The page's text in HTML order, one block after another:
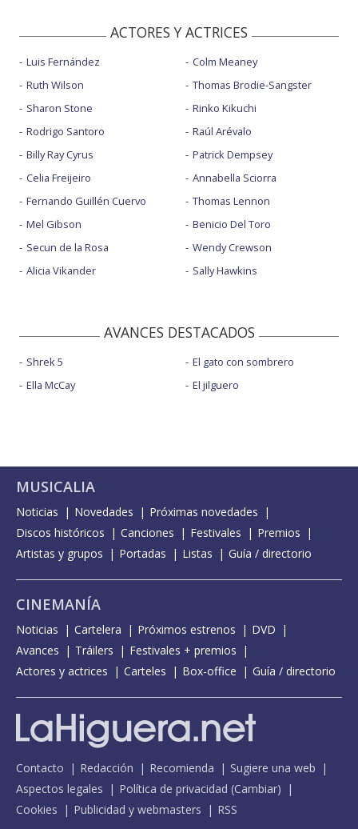
ACTORES Y ACTRICES
Luis Fernández
Ruth Wilson
Sharon Stone
Rodrigo Santoro
Billy Ray Cyrus
Celia Freijeiro
Fernando Guillén Cuervo
Mel Gibson
Secun de la Rosa
Alicia Vikander
Colm Meaney
Thomas Brodie-Sangster
Rinko Kikuchi
Raúl Arévalo
Patrick Dempsey
Annabella Sciorra
Thomas Lennon
Benicio Del Toro
Wendy Crewson
Sally Hawkins
AVANCES DESTACADOS
Shrek 5
Ella McCay
El gato con sombrero
El jilguero
MUSICALIA
Noticias Novedades
Próximas novedades
Discos históricos
Canciones Festivales
Premios
Artistas y grupos
Portadas Listas Guía / directorio
CINEMANÍA
Noticias Cartelera Próximos estrenos
DVD
Avances
Tráilers
Festivales + premios
Actores y actrices
Carteles Box-office Guía / directorio
Contacto Redacción Recomienda
Sugiere una web
Aspectos legales
Política de privacidad (Cambiar)
Cookies
Publicidad y webmasters RSS